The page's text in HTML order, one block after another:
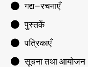
गद्य–रचनाएँ
पुस्तकें
पत्रिकाएँ
सूचना तथा आयोजन